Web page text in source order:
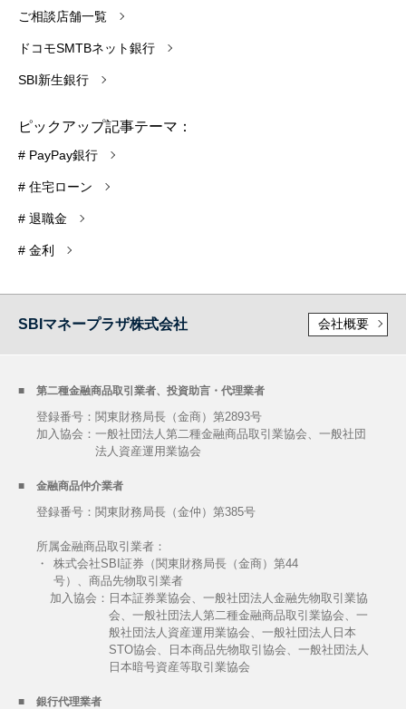
ご相談店舗一覧
ドコモSMTBネット銀行
SBI新生銀行
ピックアップ記事テーマ：
# PayPay銀行
# 住宅ローン
# 退職金
# 金利
SBIマネープラザ株式会社 会社概要
第二種金融商品取引業者、投資助言・代理業者
登録番号：関東財務局長（金商）第2893号
加入協会： 一般社団法人第二種金融商品取引業協会、一般社団
法人資産運用業協会
金融商品仲介業者
登録番号：関東財務局長（金仲）第385号
所属金融商品取引業者：
・
株式会社SBI証券（関東財務局長（金商）第44
号）、商品先物取引業者
加入協会： 日本証券業協会、一般社団法人金融先物取引業協
会、一般社団法人第二種金融商品取引業協会、一
般社団法人資産運用業協会、一般社団法人日本
STO協会、日本商品先物取引協会、一般社団法人
日本暗号資産等取引業協会
銀行代理業者